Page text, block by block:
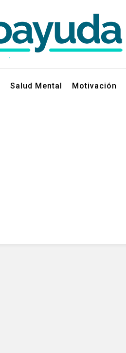
Salud Mental Motivación